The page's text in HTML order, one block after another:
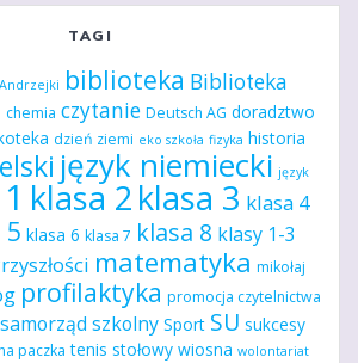
TAGI
Andrzejki biblioteka Biblioteka
chemia czytanie Deutsch AG doradztwo
dzień ziemi eko szkoła fizyka historia
język niemiecki język
klasa 2klasa 3 klasa 4
5 klasa 6 klasa 7 klasa 8 klasy 1-3
matematyka mikołaj
profilaktyka promocja czytelnictwa
samorząd szkolny Sport SU sukcesy
paczka tenis stołowy wiosna wolontariat